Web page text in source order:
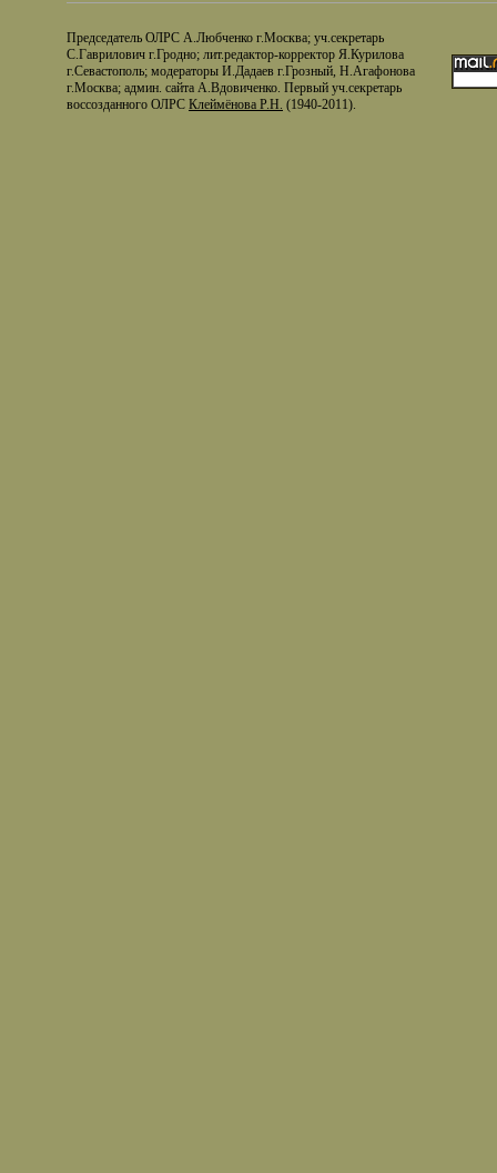
Председатель ОЛРС А.Любченко г.Москва; уч.секретарь
С.Гаврилович г.Гродно; лит.редактор-корректор Я.Курилова
г.Севастополь; модераторы И.Дадаев г.Грозный, Н.Агафонова
г.Москва; админ. сайта А.Вдовиченко. Первый уч.секретарь
воссозданного ОЛРС Клеймёнова Р.Н. (1940-2011).